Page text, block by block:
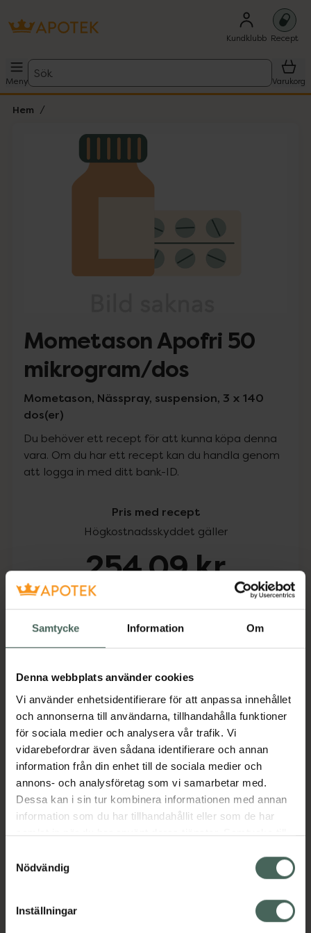
Samtycke Information Om
Denna webbplats använder cookies
Vi använder enhetsidentifierare för att anpassa innehållet
och annonserna till användarna, tillhandahålla funktioner
för sociala medier och analysera vår trafik. Vi
vidarebefordrar även sådana identifierare och annan
information från din enhet till de sociala medier och
annons- och analysföretag som vi samarbetar med.
Dessa kan i sin tur kombinera informationen med annan
information som du har tillhandahållit eller som de har
samlat in när du har använt deras tjänster. Samtycke till
återkalla ditt samtycke via webbplatsens
cookieinställningar. Ett återkallat samtycke påverkar inte
lagligheten av behandling som skett innan återkallelsen.
Nödvändig
Inställningar
Kundklubb Recept
Meny
Sök
Varukorg
Hem
Lista: . Innehåller 1 objekt.
Mometason Apofri 50
mikrogram/dos
Mometason, Nässpray, suspension, 3 x 140
dos(er)
Du behöver ett recept för att kunna köpa denna
vara. Om du har ett recept kan du handla genom
att logga in med ditt bank-ID.
Pris med recept
Högkostnadsskyddet gäller
254,09 kr
Köp via ditt recept
Aktuella erbjudanden
Beskrivning Dölj
Läs alltid bipacksedeln innan
användning.
EAN:07350041580997
Bipacksedel från FASS Visa